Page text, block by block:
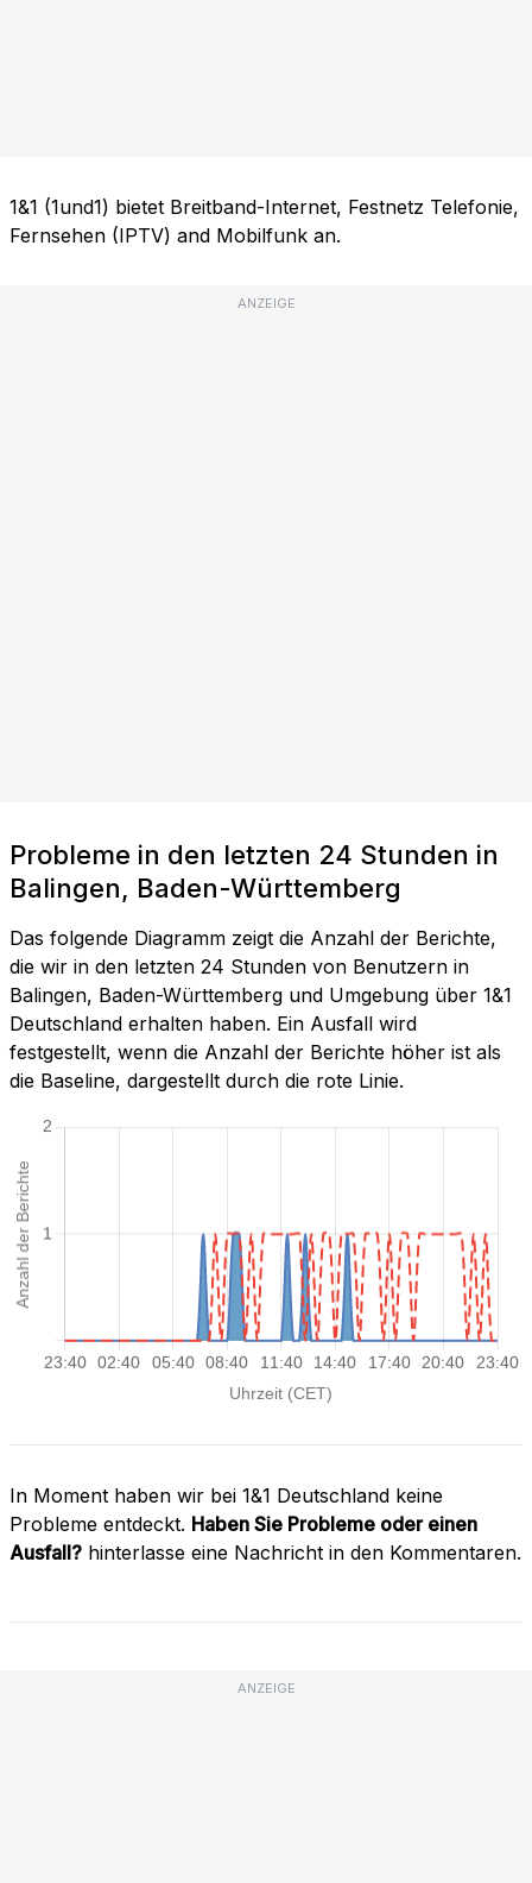
1&1 (1und1) bietet Breitband-Internet, Festnetz Telefonie,
Fernsehen (IPTV) and Mobilfunk an.
ANZEIGE
Probleme in den letzten 24 Stunden in
Balingen, Baden-Württemberg
Das folgende Diagramm zeigt die Anzahl der Berichte,
die wir in den letzten 24 Stunden von Benutzern in
Balingen, Baden-Württemberg und Umgebung über 1&1
Deutschland erhalten haben. Ein Ausfall wird
festgestellt, wenn die Anzahl der Berichte höher ist als
die Baseline, dargestellt durch die rote Linie.
In Moment haben wir bei 1&1 Deutschland keine
Probleme entdeckt. Haben Sie Probleme oder einen
Ausfall? hinterlasse eine Nachricht in den Kommentaren.
ANZEIGE